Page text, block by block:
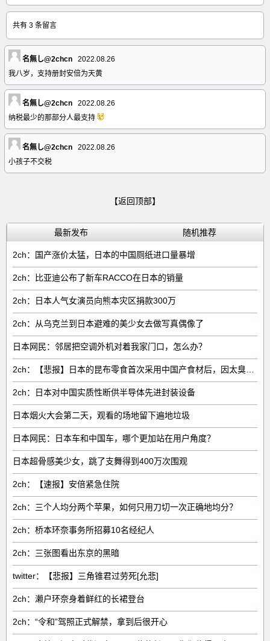
共有 3 条留言
名無し@2chcn
2022.08.26
我八岁，支持册封安倍为天黄
名無し@2chcn
2022.08.26
纳税最少的那部分人最支持
名無し@2chcn
2022.08.26
小孩子不交税
【返回顶部】
最新发布 随机推荐
2ch：国产涨价太猛，日本的中国厕纸进口量暴增
2ch：比亚迪公布了新车RACCO在日本的销量
2ch：日本人气女演员向熊本灾区捐款300万
2ch：从乌克兰到日本避难的美少女去做写真偶像了
日本网民：邻居把空调外机对着我家门口，怎么办？
2ch：日本对中国实质性断供半导体先进封装设备
日本烟火大会第二天，观看的场地留下遍地垃圾
日本网民：日本车和中国车，哪个更加站在用户角度？
日本超骨感美少女，跳了支舞得到400万次围观
2ch：【速报】安倍紧急住院
2ch：三个人均分两个苹果，如何只用刀切一次正确地均分？
2ch：桥本环奈事务所招募10名经纪人
2ch：三张图看出东京的黑暗
twitter：【悲报】三角锥君过劳死[允悲]
2ch：濑户环奈身着鲜红的长裙登台
2ch：“令和”驾照正式解禁，拿到后很开心